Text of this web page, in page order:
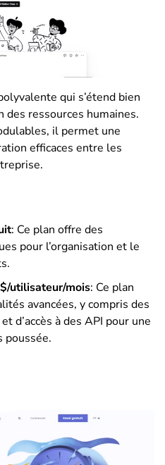
qui s’étend bien
ressources humaines.
il permet une
efficaces entre les
: Ce plan offre des
pour l’organisation et le
utilisateur/mois: Ce plan
avancées, y compris des
d’accès à des API pour une
poussée.